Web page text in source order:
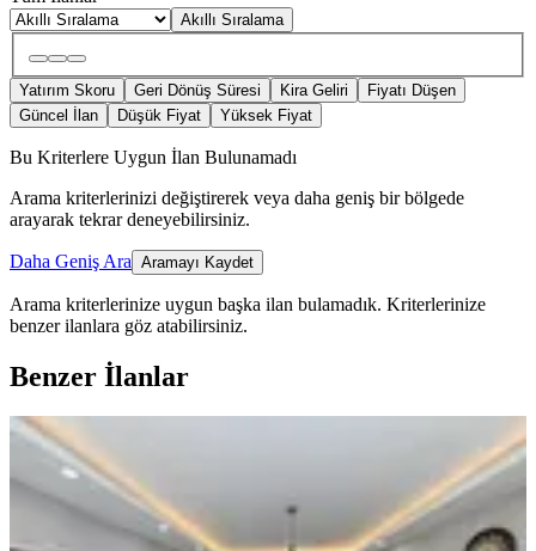
Akıllı Sıralama
Yatırım Skoru Geri Dönüş Süresi Kira Geliri
Fiyatı Düşen
Güncel İlan
Düşük Fiyat Yüksek Fiyat
Bu Kriterlere Uygun İlan Bulunamadı
Arama kriterlerinizi değiştirerek veya daha geniş bir bölgede
arayarak tekrar deneyebilirsiniz.
Daha Geniş Ara Aramayı Kaydet
Arama kriterlerinize uygun başka ilan bulamadık. Kriterlerinize
benzer ilanlara göz atabilirsiniz.
Benzer İlanlar
ÖNE ÇIKAN
Köksal Dan Reşatbey Belediye Yanı
Seyhan, Reşatbey Mahallesi